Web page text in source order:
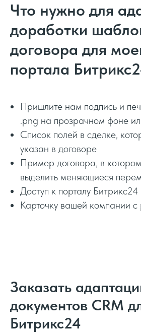
Что нужно для
доработки
договора для
портала
Пришлите нам подпись и
.png на прозрачном фоне
Список полей в сделке,
указан в договоре
Пример договора, в
выделить меняющиеся
Доступ к порталу
Карточку вашей компании с
Заказать
документов CRM
Битрикс24